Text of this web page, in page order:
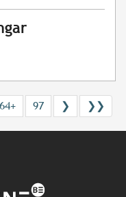
64+ 97 ❯ ❯❯